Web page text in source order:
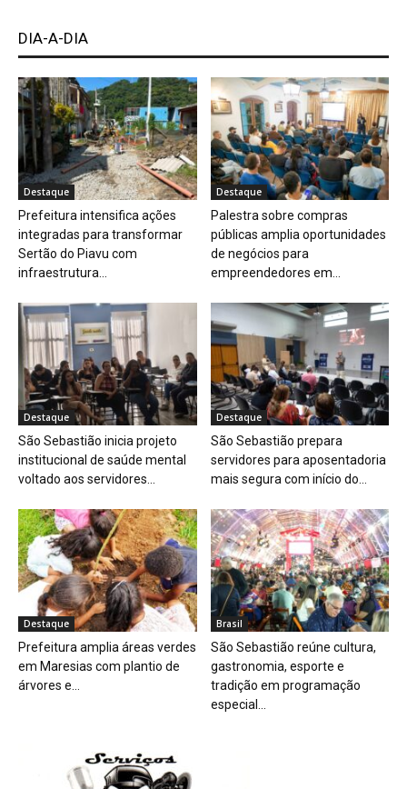
DIA-A-DIA
Destaque
Prefeitura intensifica ações
integradas para transformar
Sertão do Piavu com
infraestrutura...
Destaque
Palestra sobre compras
públicas amplia oportunidades
de negócios para
empreendedores em...
Destaque
São Sebastião inicia projeto
institucional de saúde mental
voltado aos servidores...
Destaque
São Sebastião prepara
servidores para aposentadoria
mais segura com início do...
Destaque
Prefeitura amplia áreas verdes
em Maresias com plantio de
árvores e...
Brasil
São Sebastião reúne cultura,
gastronomia, esporte e
tradição em programação
especial...